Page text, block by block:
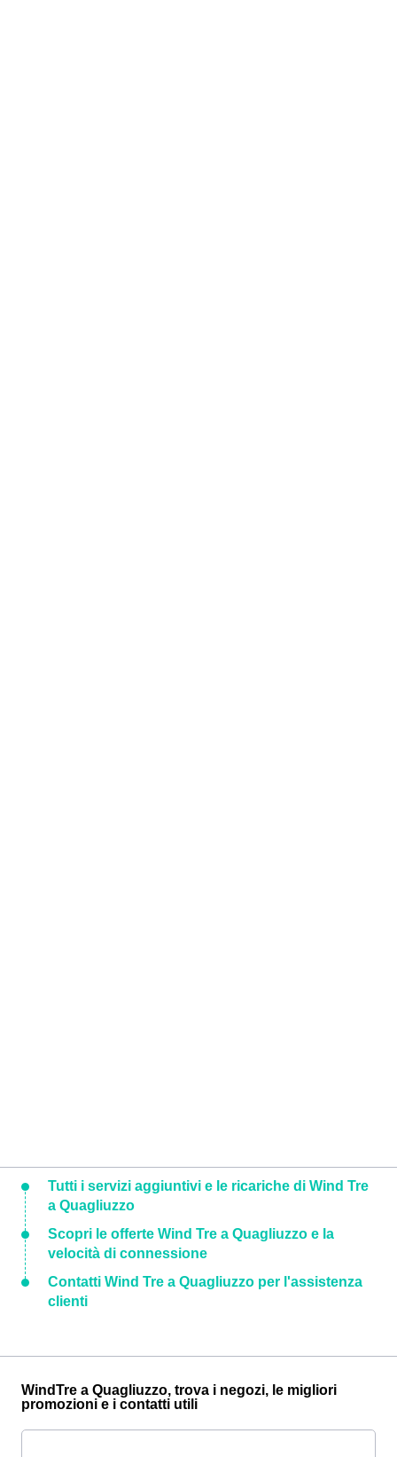
Tutti i servizi aggiuntivi e le ricariche di Wind Tre
a Quagliuzzo
Scopri le offerte Wind Tre a Quagliuzzo e la
velocità di connessione
Contatti Wind Tre a Quagliuzzo per l'assistenza
clienti
WindTre a Quagliuzzo, trova i negozi, le migliori
promozioni e i contatti utili